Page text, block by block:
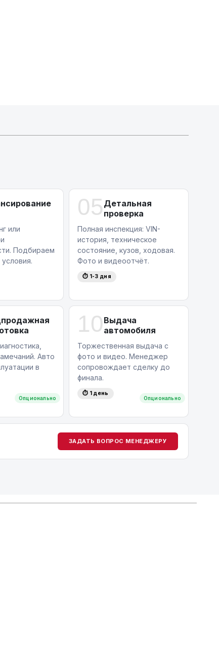
или
Подбираем
05 Детальная
проверка
Полная инспекция: VIN-
история, техническое
состояние, кузов, ходовая.
Фото и видеоотчёт.
⏱ 1-3 дня
Опционально
Авто
в
10 Выдача
автомобиля
Опционально
Торжественная выдача с
фото и видео. Менеджер
сопровождает сделку до
финала.
⏱ 1 день
ЗАДАТЬ ВОПРОС МЕНЕДЖЕРУ